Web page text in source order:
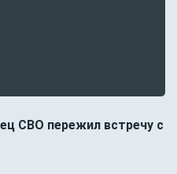
СВО пережил встречу с